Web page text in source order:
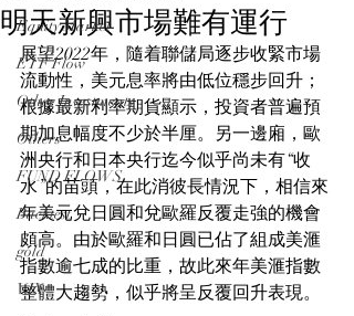
Equity Market
ETF Flow
Other Investments
Others
FUND FLOWS
Backtest
gold
VIX
明天新興市場難有運行
展望2022年，隨着聯儲局逐步收緊市場
流動性，美元息率將由低位穩步回升；
根據最新利率期貨顯示，投資者普遍預
期加息幅度不少於半厘。另一邊廂，歐
洲央行和日本央行迄今似乎尚未有“收
水”的苗頭，在此消彼長情況下，相信來
年美元兌日圓和兌歐羅反覆走強的機會
頗高。由於歐羅和日圓已佔了組成美滙
指數逾七成的比重，故此來年美滙指數
整體大趨勢，似乎將呈反覆回升表現。